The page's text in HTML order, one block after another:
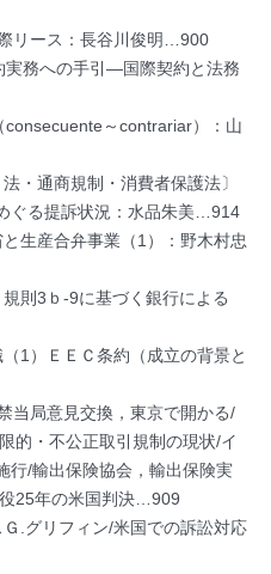
リース：長谷川俊明…900
実務への手引―国際契約と法務
～contrariar）：山
・通商規制・消費者保護法〕
ぐる提訴状況：水品朱美…914
生産合弁事業（1）：野木村忠
則3ｂ-9に基づく銀行による
1）ＥＥＣ条約（成立の背景と
局意見交換，東京で開かる/
的・不公正取引規制の現状/イ
行/輸出保険協会，輸出保険実
25年の米国判決…909
.グリフィン/米国での訴訟対応